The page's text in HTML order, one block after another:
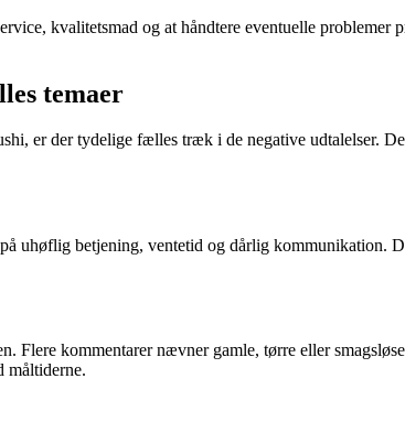
kvalitetsmad og at håndtere eventuelle
temaer
er der tydelige fælles træk i de negative udtalelser.
uhøflig betjening, ventetid og dårlig kommunikation.
Flere kommentarer nævner gamle, tørre eller
måltiderne.